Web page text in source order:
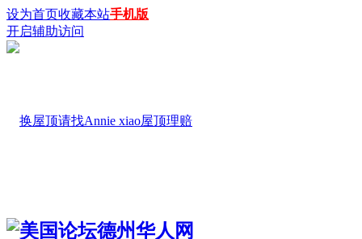
设为首页收藏本站手机版
开启辅助访问